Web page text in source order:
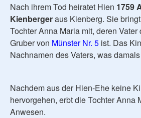
Nach ihrem Tod heiratet Hien 1759
Kienbergeraus Kienberg. Sie
Tochter Anna Maria mit, deren
Gruber von Münster Nr. 5 ist. Das
Nachnamen des Vaters, was
Nachdem aus der Hien-Ehe keine
hervorgehen, erbt die Tochter Anna
Anwesen.